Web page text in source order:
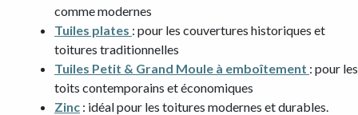
comme modernes
Tuiles plates : pour les couvertures historiques et
toitures traditionnelles
Tuiles Petit & Grand Moule à emboîtement : pour les
toits contemporains et économiques
Zinc : idéal pour les toitures modernes et durables.